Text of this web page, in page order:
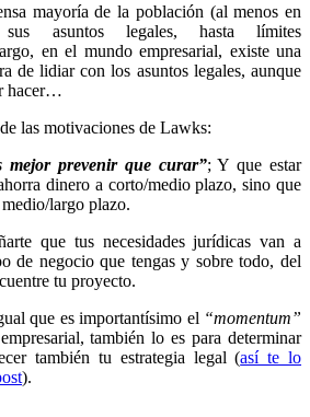
mayoría de la población (al menos en
sus asuntos legales, hasta límites
en el mundo empresarial, existe una
de lidiar con los asuntos legales, aunque
hacer…
las motivaciones de Lawks:
mejor prevenir que curar”; Y que estar
dinero a corto/medio plazo, sino que
largo plazo.
que tus necesidades jurídicas van a
de negocio que tengas y sobre todo, del
tu proyecto.
que es importantísimo el “momentum”
también lo es para determinar
también tu estrategia legal (así te lo
).